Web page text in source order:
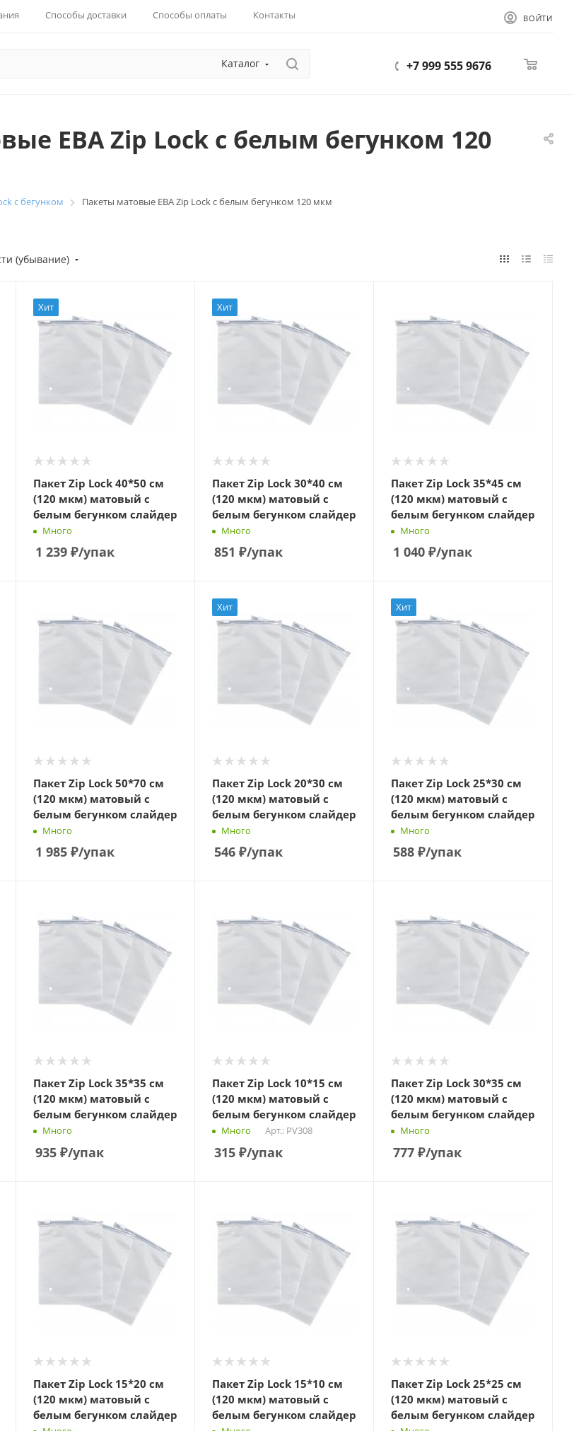
Способы доставки Способы оплаты Контакты ВОЙТИ
Каталог +7 999 555 9676
ЕВА Zip Lock с белым бегунком 120
с бегунком Пакеты матовые ЕВА Zip Lock с белым бегунком 120 мкм
(убывание)
Хит
Пакет Zip Lock 40*50 см
(120 мкм) матовый с
белым бегунком слайдер
Много
1 239 ₽/упак
Хит
Пакет Zip Lock 30*40 см
(120 мкм) матовый с
белым бегунком слайдер
Много
851 ₽/упак
Пакет Zip Lock 35*45 см
(120 мкм) матовый с
белым бегунком слайдер
Много
1 040 ₽/упак
Пакет Zip Lock 50*70 см
(120 мкм) матовый с
белым бегунком слайдер
Много
1 985 ₽/упак
Хит
Пакет Zip Lock 20*30 см
(120 мкм) матовый с
белым бегунком слайдер
Много
546 ₽/упак
Хит
Пакет Zip Lock 25*30 см
(120 мкм) матовый с
белым бегунком слайдер
Много
588 ₽/упак
Пакет Zip Lock 35*35 см
(120 мкм) матовый с
белым бегунком слайдер
Много
935 ₽/упак
Пакет Zip Lock 10*15 см
(120 мкм) матовый с
белым бегунком слайдер
Много Арт.: PV308
315 ₽/упак
Пакет Zip Lock 30*35 см
(120 мкм) матовый с
белым бегунком слайдер
Много
777 ₽/упак
Пакет Zip Lock 15*20 см
(120 мкм) матовый с
белым бегунком слайдер
Пакет Zip Lock 15*10 см
(120 мкм) матовый с
белым бегунком слайдер
Пакет Zip Lock 25*25 см
(120 мкм) матовый с
белым бегунком слайдер